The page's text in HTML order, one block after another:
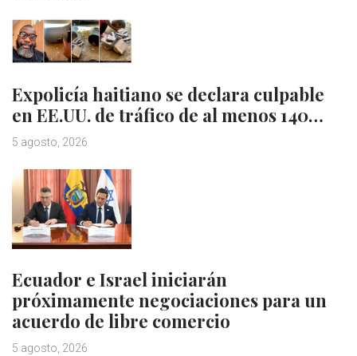
Expolicía haitiano se declara culpable
en EE.UU. de tráfico de al menos 140…
5 agosto, 2026
Ecuador e Israel iniciarán
próximamente negociaciones para un
acuerdo de libre comercio
5 agosto, 2026